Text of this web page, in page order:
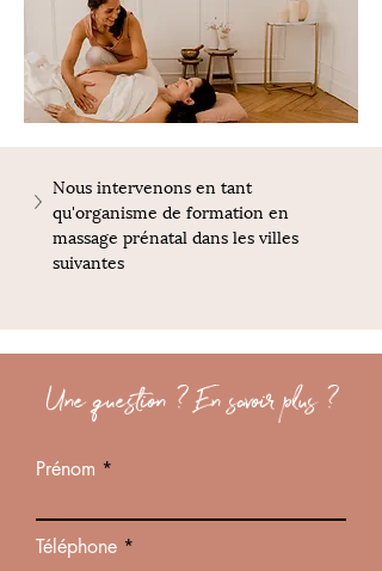
Nous intervenons en tant
qu'organisme de formation en
massage prénatal dans les villes
suivantes
Une question ? En savoir plus ?
Prénom
Téléphone